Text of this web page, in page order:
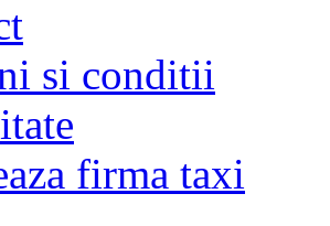
si conditii
firma taxi